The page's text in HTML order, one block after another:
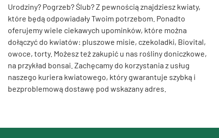
Urodziny? Pogrzeb? Ślub? Z pewnością znajdziesz kwiaty,
które będą odpowiadały Twoim potrzebom. Ponadto
oferujemy wiele ciekawych upominków, które można
dołączyć do kwiatów: pluszowe misie, czekoladki, Biovital,
owoce, torty. Możesz też zakupić u nas rośliny doniczkowe,
na przykład bonsai. Zachęcamy do korzystania z usług
naszego kuriera kwiatowego, który gwarantuje szybką i
bezproblemową dostawę pod wskazany adres.